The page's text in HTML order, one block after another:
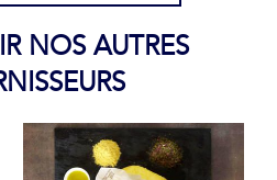
NOS AUTRES